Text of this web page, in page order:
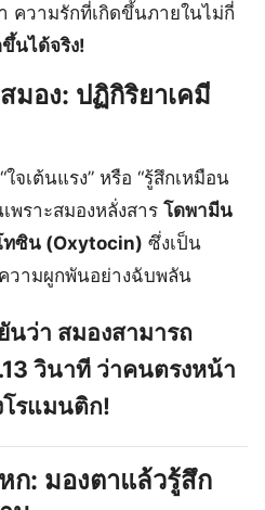
ความรักที่เกิดขึ้นภายในไม่กี่
นได้จริง!
อง: ปฏิกิริยาเคมี
จเต้นแรง” หรือ “รู้สึกเหมือน
พราะสมองหลั่งสาร โดพามีน
ทซิน (Oxytocin) ซึ่งเป็น
วามผูกพันอย่างฉับพลัน
นว่า สมองสามารถ
วินาที ว่าคนตรงหน้า
รแมนติก!
ก: มองตาแล้วรู้สึก